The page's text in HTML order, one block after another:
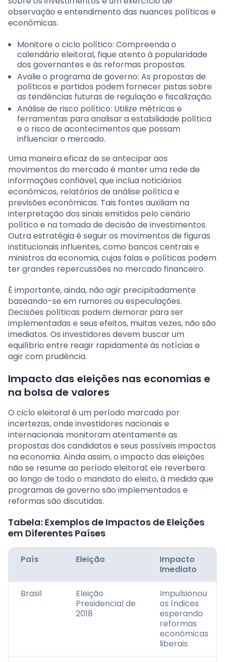
observação e entendimento das nuances políticas e
econômicas.
Monitore o ciclo político: Compreenda o
calendário eleitoral, fique atento à popularidade
dos governantes e às reformas propostas.
Avalie o programa de governo: As propostas de
políticos e partidos podem fornecer pistas sobre
as tendências futuras de regulação e fiscalização.
Análise de risco político: Utilize métricas e
ferramentas para analisar a estabilidade política
e o risco de acontecimentos que possam
influenciar o mercado.
Uma maneira eficaz de se antecipar aos
movimentos do mercado é manter uma rede de
informações confiável, que inclua noticiários
econômicos, relatórios de análise política e
previsões econômicas. Tais fontes auxiliam na
interpretação dos sinais emitidos pelo cenário
político e na tomada de decisão de investimentos.
Outra estratégia é seguir os movimentos de figuras
institucionais influentes, como bancos centrais e
ministros da economia, cujas falas e políticas podem
ter grandes repercussões no mercado financeiro.
É importante, ainda, não agir precipitadamente
baseando-se em rumores ou especulações.
Decisões políticas podem demorar para ser
implementadas e seus efeitos, muitas vezes, não são
imediatos. Os investidores devem buscar um
equilíbrio entre reagir rapidamente às notícias e
agir com prudência.
Impacto das eleições nas economias e
na bolsa de valores
O ciclo eleitoral é um período marcado por
incertezas, onde investidores nacionais e
internacionais monitoram atentamente as
propostas dos candidatos e seus possíveis impactos
na economia. Ainda assim, o impacto das eleições
não se resume ao período eleitoral; ele reverbera
ao longo de todo o mandato do eleito, à medida que
programas de governo são implementados e
reformas são discutidas.
Tabela: Exemplos de Impactos de Eleições
em Diferentes Países
País Eleição
Impacto
Imediato
Brasil
Eleição
Presidencial de
2018
Impulsionou
os índices
esperando
reformas
econômicas
liberais